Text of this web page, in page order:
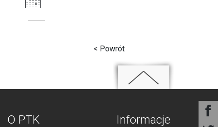
< Powrót
O PTK Informacje